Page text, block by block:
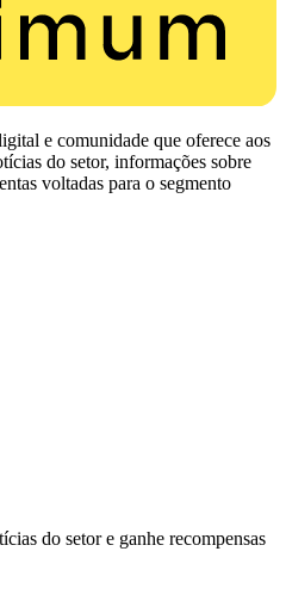
e comunidade que oferece aos
do setor, informações sobre
voltadas para o segmento
do setor e ganhe recompensas